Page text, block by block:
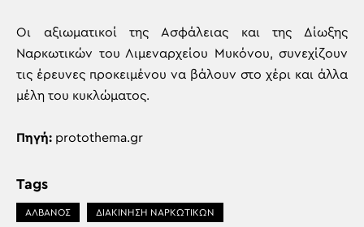
Οι αξιωματικοί της Ασφάλειας και της Δίωξης
Ναρκωτικών του Λιμεναρχείου Μυκόνου, συνεχίζουν
τις έρευνες προκειμένου να βάλουν στο χέρι και άλλα
μέλη του κυκλώματος.
Πηγή: protothema.gr
Tags
ΑΛΒΑΝΟΣ ΔΙΑΚΙΝΗΣΗ ΝΑΡΚΩΤΙΚΩΝ